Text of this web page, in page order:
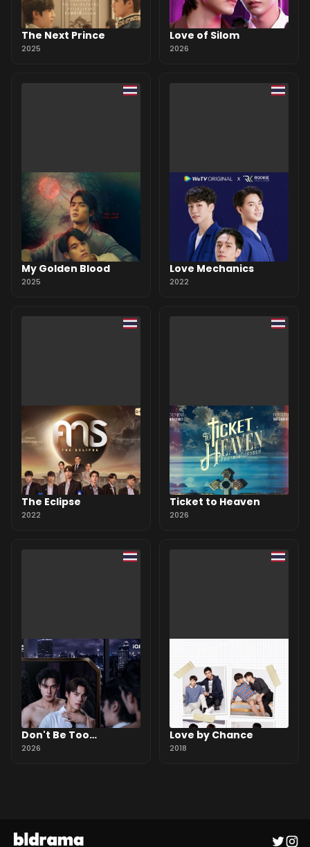
The Next Prince
2025
Love of Silom
2026
My Golden Blood
2025
Love Mechanics
2022
The Eclipse
2022
Ticket to Heaven
2026
Don't Be Too
Emotional
2026
Love by Chance
2018